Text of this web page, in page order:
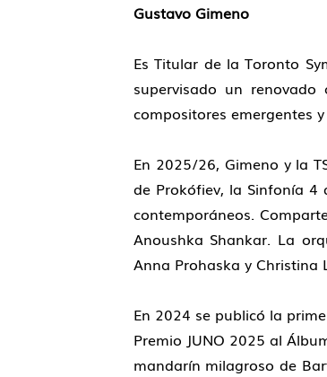
Gustavo Gimeno
Es Titular de la Toronto
supervisado un
compositores emergentes
En 2025/26, Gimeno y la
de Prokófiev, la Sinfonía
contemporáneos.
Anoushka Shankar. La
Anna Prohaska y Christina
En 2024 se publicó la
Premio JUNO 2025 al
mandarín milagroso de